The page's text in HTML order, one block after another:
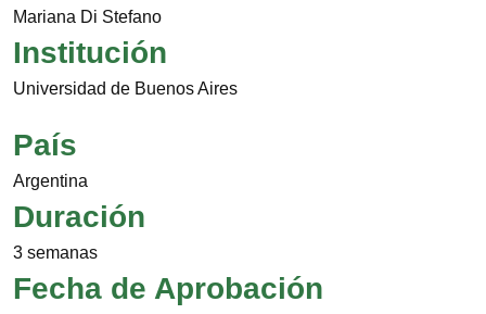
Mariana Di Stefano
Institución
Universidad de Buenos Aires
País
Argentina
Duración
3 semanas
Fecha de Aprobación